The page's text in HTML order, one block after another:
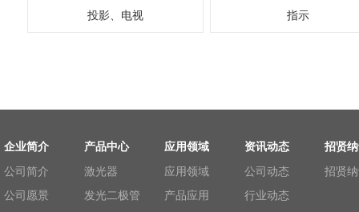
投影、电视 指示
企业简介
公司简介
公司愿景
产品中心
激光器
发光二极管
应用领域
应用领域
产品应用
资讯动态
公司动态
行业动态
招贤
招贤